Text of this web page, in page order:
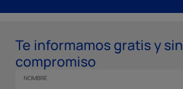
Te informamos gratis y sin
compromiso
NOMBRE